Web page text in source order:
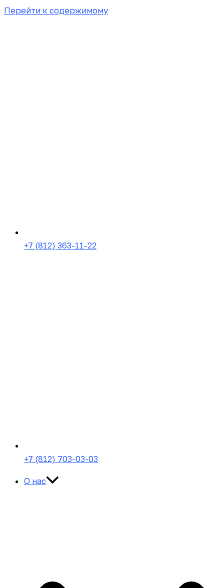
Перейти к содержимому
+7 (812) 363-11-22
+7 (812) 703-03-03
О нас